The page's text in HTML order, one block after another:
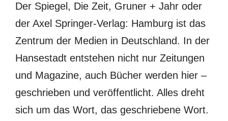
Der Spiegel, Die Zeit, Gruner + Jahr oder
der Axel Springer-Verlag: Hamburg ist das
Zentrum der Medien in Deutschland. In der
Hansestadt entstehen nicht nur Zeitungen
und Magazine, auch Bücher werden hier –
geschrieben und veröffentlicht. Alles dreht
sich um das Wort, das geschriebene Wort.